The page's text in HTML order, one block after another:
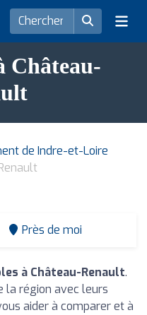
Château-
de Indre-et-Loire
Près de moi
à Château-Renault.
la région avec leurs
aider à comparer et à